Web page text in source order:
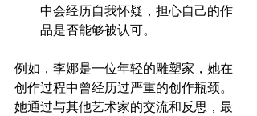
中会经历自我怀疑，担心自己的作
品是否能够被认可。
例如，李娜是一位年轻的雕塑家，她在
创作过程中曾经历过严重的创作瓶颈。
她通过与其他艺术家的交流和反思，最